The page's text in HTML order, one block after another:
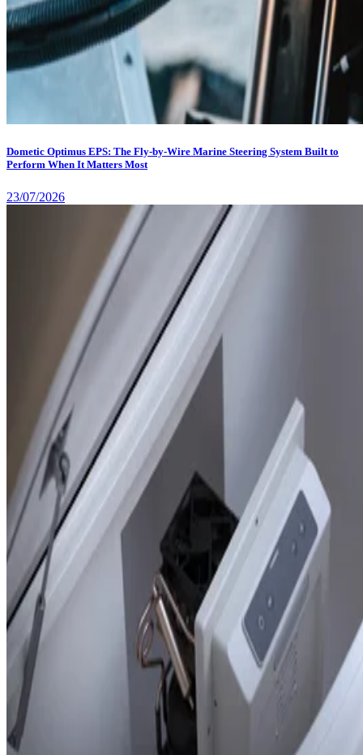
Dometic Optimus EPS: The Fly-by-Wire Marine Steering System Built to
Perform When It Matters Most
23/07/2026